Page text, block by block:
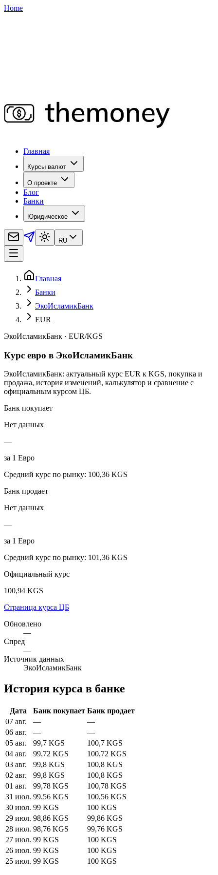
Home
Главная
Курсы валют
О проекте
Блог
Банки
Юридическое
RU
Главная
Банки
ЭкоИсламикБанк
EUR
ЭкоИсламикБанк · EUR/KGS
Курс евро в ЭкоИсламикБанк
ЭкоИсламикБанк: актуальный курс EUR к KGS, покупка и
продажа, история изменений, калькулятор и сравнение с
официальным курсом ЦБ.
Банк покупает
Нет данных
—
за 1 Евро
Средний курс по рынку: 100,36 KGS
Банк продает
Нет данных
—
за 1 Евро
Средний курс по рынку: 101,36 KGS
Официальный курс
100,94 KGS
Страница курса ЦБ
Обновлено
—
Спред
—
Источник данных
ЭкоИсламикБанк
История курса в банке
Дата Банк покупает Банк продает
07 авг.
—
—
06 авг.
—
—
05 авг.
99,7 KGS
100,7 KGS
04 авг.
99,72 KGS
100,72 KGS
03 авг.
99,8 KGS
100,8 KGS
02 авг.
99,8 KGS
100,8 KGS
01 авг.
99,78 KGS
100,78 KGS
31 июл. 99,56 KGS
100,56 KGS
30 июл. 99 KGS
100 KGS
29 июл. 98,86 KGS
99,86 KGS
28 июл. 98,76 KGS
99,76 KGS
27 июл. 99 KGS
100 KGS
26 июл. 99 KGS
100 KGS
25 июл. 99 KGS 100 KGS